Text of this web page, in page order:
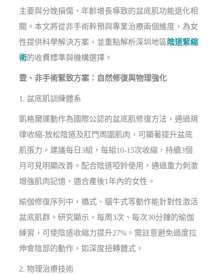
主要與分娩損傷、年齡增長導致的盆底肌功能退化相
關。本文將從非手術幹預與專業治療兩個維度，為女
性提供科學解決方案，並重點解析深圳地區 陰道緊縮
術的收費標準與機構選擇。
壹、非手術緊致方案：自然修復與物理強化
1. 盆底肌訓練體系
凱格爾運動作為國際公認的盆底肌修復方法，通過規
律收縮-放松陰道及肛門周圍肌肉，可顯著提升盆底
肌張力。建議每日3組，每組10-15次收縮，持續3個
月可見明顯改善。配合陰道啞鈴使用，通過重力刺激
增強肌肉記憶，適合產後1年內的女性。
瑜伽修復序列中，橋式、貓牛式等動作能針對性激活
盆底肌群。研究顯示，每周3次、每次30分鐘的瑜伽
練習，可使陰道收縮力提升27%。需註意避免過度拉
伸會陰部的動作，如深度扭轉體式。
2. 物理治療技術